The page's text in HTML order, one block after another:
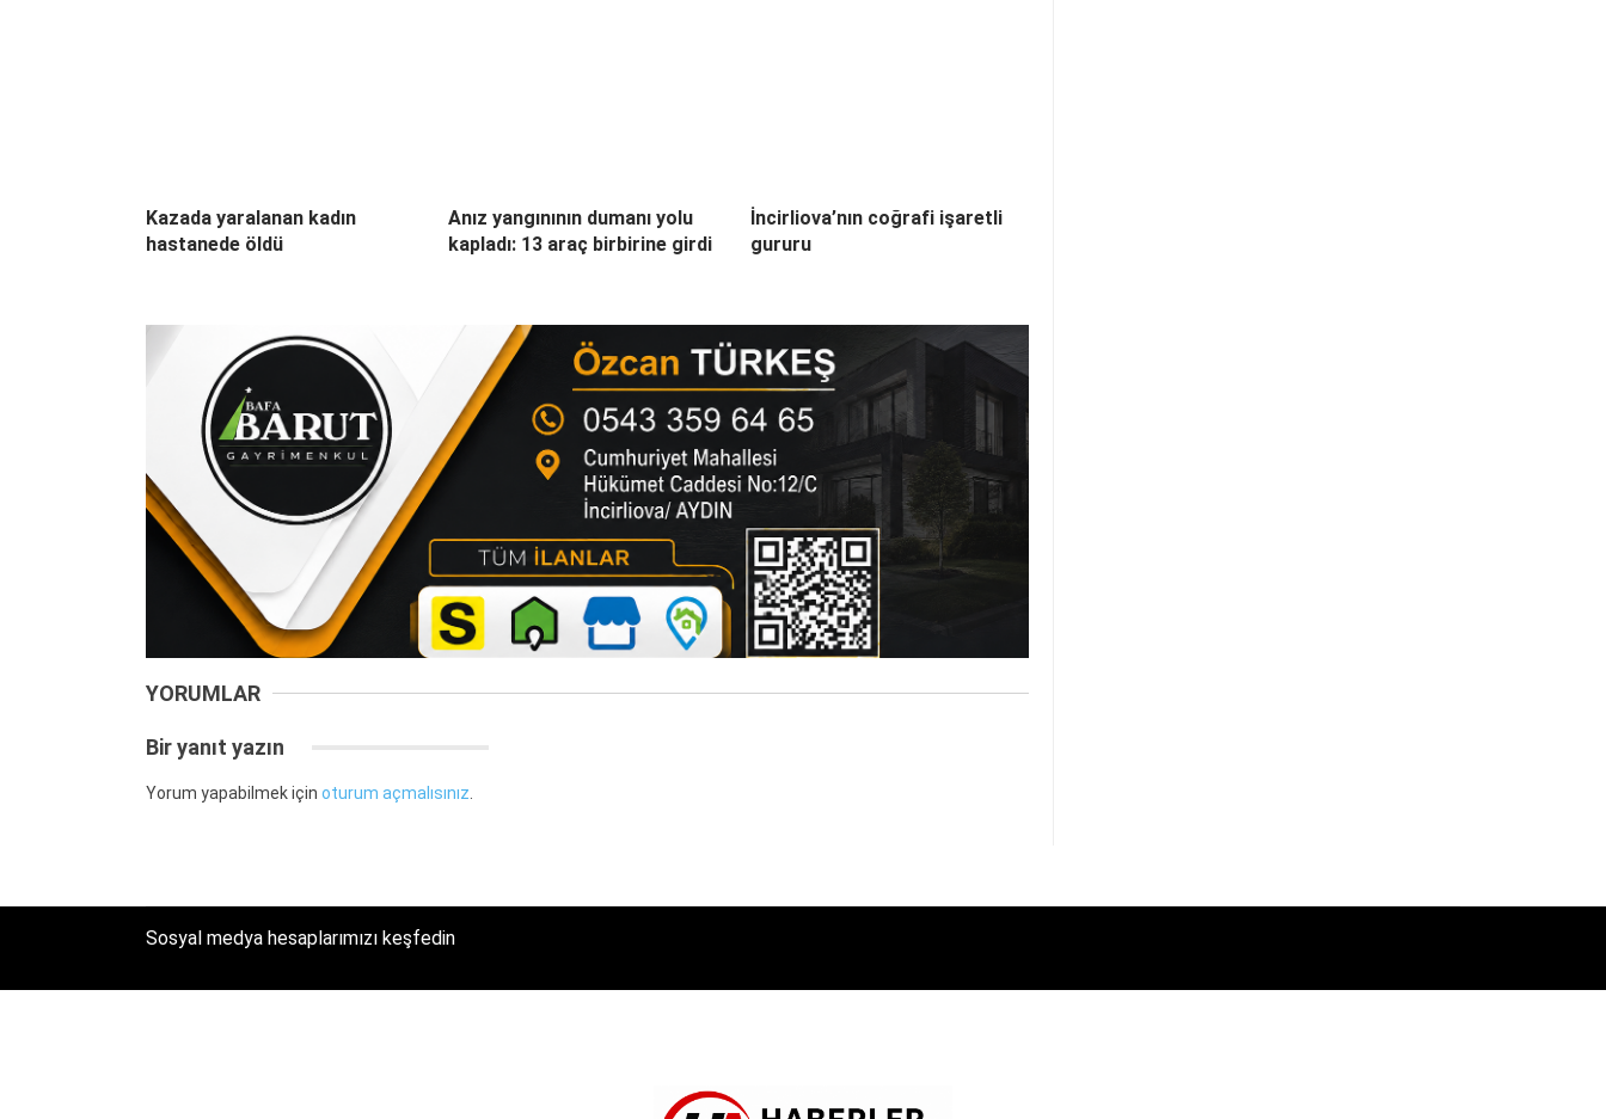
Kazada yaralanan kadın
hastanede öldü
Anız yangınının dumanı yolu
kapladı: 13 araç birbirine girdi
İncirliova’nın coğrafi işaretli
gururu
YORUMLAR
Bir yanıt yazın
Yorum yapabilmek için oturum açmalısınız
Sosyal medya hesaplarımızı keşfedin